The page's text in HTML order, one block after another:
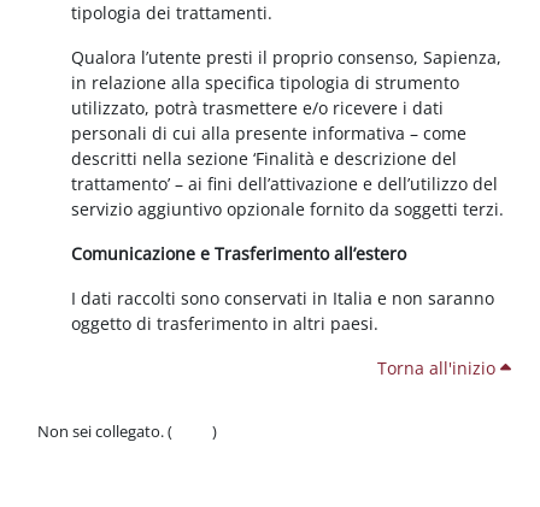
tipologia dei trattamenti.
Qualora l’utente presti il proprio consenso, Sapienza,
in relazione alla specifica tipologia di strumento
utilizzato, potrà trasmettere e/o ricevere i dati
personali di cui alla presente informativa – come
descritti nella sezione ‘Finalità e descrizione del
trattamento’ – ai fini dell’attivazione e dell’utilizzo del
servizio aggiuntivo opzionale fornito da soggetti terzi.
Comunicazione e Trasferimento all’estero
I dati raccolti sono conservati in Italia e non saranno
oggetto di trasferimento in altri paesi.
Torna all'inizio
Non sei collegato. (
)